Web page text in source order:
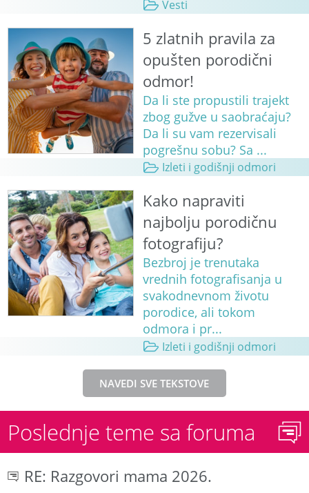
Vesti
5 zlatnih pravila za
opušten porodični
odmor!
Da li ste propustili trajekt
zbog gužve u saobraćaju?
Da li su vam rezervisali
pogrešnu sobu? Sa ...
Izleti i godišnji odmori
Kako napraviti
najbolju porodičnu
fotografiju?
Bezbroj je trenutaka
vrednih fotografisanja u
svakodnevnom životu
porodice, ali tokom
odmora i pr...
Izleti i godišnji odmori
NAVEDI SVE TEKSTOVE
Poslednje teme sa foruma
RE: Razgovori mama 2026.